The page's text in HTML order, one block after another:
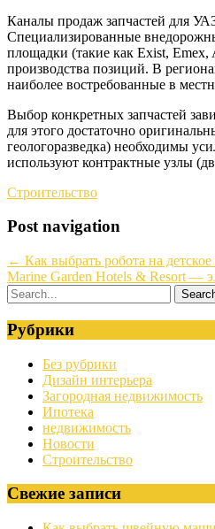
Каналы продаж запчастей для
Специализированные
площадки (такие как Exist, Emex,
производства позиций. В
наиболее востребованные в
Выбор конкретных запчастей
для этого достаточно
геологоразведка) необходимы
используют контрактные узлы
Строительство
Post navigation
← Как выбрать робота на
Marine Garden Hotels & Resort —
Рубрики
Без рубрики
Дизайн интерьера
Загородная недвижимость
Ипотека
недвижимость
Новости
Строительство
Свежие записи